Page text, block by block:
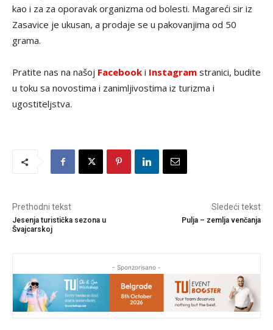
kao i za za oporavak organizma od bolesti. Magareći sir iz
Zasavice je ukusan, a prodaje se u pakovanjima od 50
grama.
Pratite nas na našoj Facebook i Instagram stranici, budite
u toku sa novostima i zanimljivostima iz turizma i
ugostiteljstva.
Prethodni tekst
Jesenja turistička sezona u
Švajcarskoj
Sledeći tekst
Pulja – zemlja venčanja
- Sponzorisano -